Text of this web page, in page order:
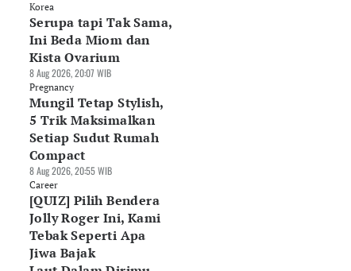
Korea
Serupa tapi Tak Sama,
Ini Beda Miom dan
Kista Ovarium
8 Aug 2026, 20:07 WIB
Pregnancy
Mungil Tetap Stylish,
5 Trik Maksimalkan
Setiap Sudut Rumah
Compact
8 Aug 2026, 20:55 WIB
Career
[QUIZ] Pilih Bendera
Jolly Roger Ini, Kami
Tebak Seperti Apa
Jiwa Bajak